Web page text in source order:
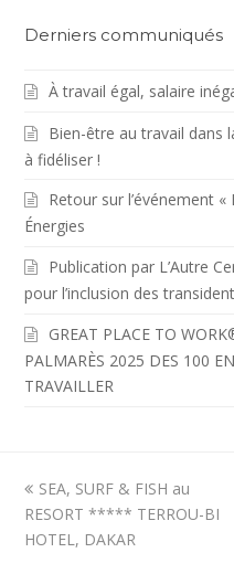
Derniers communiqués
À travail égal, salaire
Bien-être au travail dans
à fidéliser !
Retour sur l’événement «
Énergies
Publication par L’Autre
pour l’inclusion des
GREAT PLACE TO
PALMARÈS 2025 DES 100
TRAVAILLER
previous
post:
SEA, SURF & FISH au
RESORT ***** TERROU-BI
HOTEL, DAKAR